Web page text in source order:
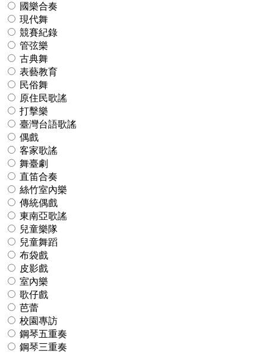
國樂合奏
現代舞
競賽紀錄
管弦樂
古典舞
表藝教育
民俗舞
原住民歌謠
打擊樂
臺灣台語歌謠
偶戲
客家歌謠
舞臺劇
直笛合奏
絲竹室內樂
傳統偶戲
東南亞歌謠
兒童樂隊
兒童舞蹈
布袋戲
皮影戲
室內樂
歌仔戲
芭蕾
校園專訪
鋼琴五重奏
鋼琴三重奏